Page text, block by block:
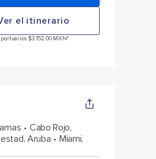
el itinerario
$3,152.00 MXN*
Cabo Rojo,
Aruba
Miami,